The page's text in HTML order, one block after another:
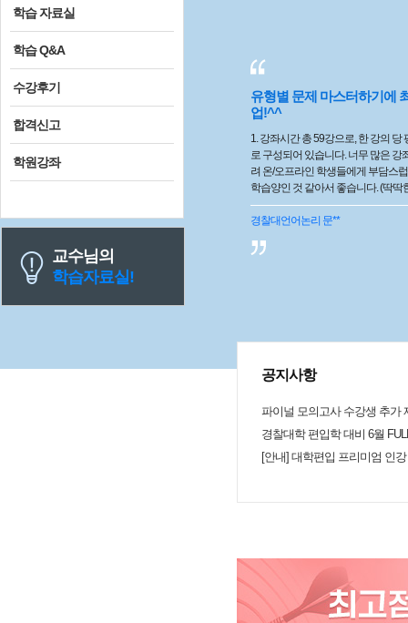
학습 자료실
학습 Q&A
수강후기
합격신고
학원강좌
교수님의
학습자료실!
유형별 문제 마스터하기에
업!^^
1. 강좌시간 총 59강으로, 한 강의 당 평균 55분 내외의 수업으
로 구성되어 있습니다. 너무 많은 강좌나 긴 시간 수업은 오히
려 온/오프라인 학생들에게 부담스
학습양인 것 같아서 좋습니다. (딱
교수님이 워낙 유쾌하시기도 하고,
주셔서 좋습니다ㅎㅎ) 2. 학습대상 및 수업방식 새로운 문제를
형마다 어떻게 접근해야하는지 설
어있습니다. 이 유형들을 본 강좌에
께서는 학생들이 각 유형에 익숙해
이 다양한 기출문제(5급과 7급 예
입학 문제까지 포함)를 접할 수 있습니다. 전반적으로
탄탄하게 다져서 향후 실전에서도
문제를 해결해나갈 수 있도록 도와
경찰대언어논리 문**
공지사항
파이널 모의고사 수강생 추가
경찰대학 편입학 대비 6월
[안내] 대학편입 프리미엄 인